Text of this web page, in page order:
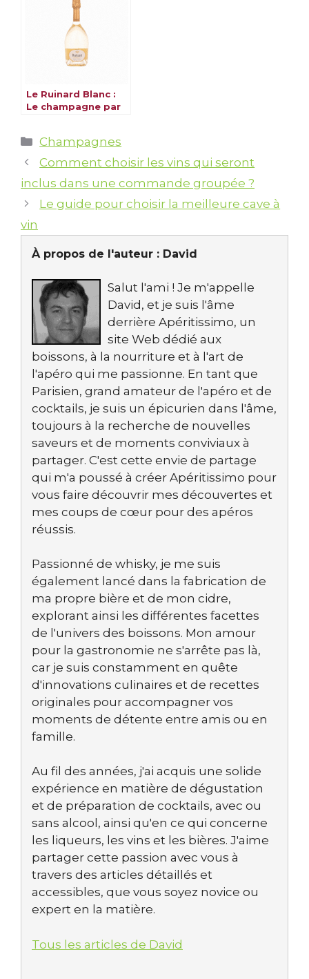
Le Ruinard Blanc :
Le champagne par
Catégories
Champagnes
Comment choisir les vins qui seront
inclus dans une commande groupée ?
Le guide pour choisir la meilleure cave à
vin
À propos de l'auteur : David
Salut l'ami ! Je m'appelle
David, et je suis l'âme
derrière Apéritissimo, un
site Web dédié aux
boissons, à la nourriture et à l'art de
l'apéro qui me passionne. En tant que
Parisien, grand amateur de l'apéro et de
cocktails, je suis un épicurien dans l'âme,
toujours à la recherche de nouvelles
saveurs et de moments conviviaux à
partager. C'est cette envie de partage
qui m'a poussé à créer Apéritissimo pour
vous faire découvrir mes découvertes et
mes coups de cœur pour des apéros
réussis.
Passionné de whisky, je me suis
également lancé dans la fabrication de
ma propre bière et de mon cidre,
explorant ainsi les différentes facettes
de l'univers des boissons. Mon amour
pour la gastronomie ne s'arrête pas là,
car je suis constamment en quête
d'innovations culinaires et de recettes
originales pour accompagner vos
moments de détente entre amis ou en
famille.
Au fil des années, j'ai acquis une solide
expérience en matière de dégustation
et de préparation de cocktails, avec ou
sans alcool, ainsi qu'en ce qui concerne
les liqueurs, les vins et les bières. J'aime
partager cette passion avec vous à
travers des articles détaillés et
accessibles, que vous soyez novice ou
expert en la matière.
Tous les articles de David